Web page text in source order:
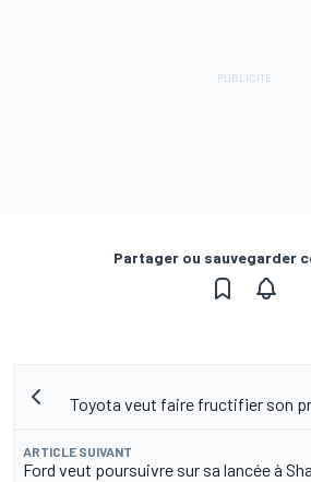
Partager ou sauvegarder
Toyota veut faire fructifier son
ARTICLE SUIVANT
Ford veut poursuivre sur sa lancée à